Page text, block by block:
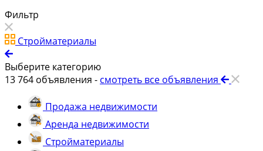
Фильтр
Стройматериалы
Выберите категорию
13 764 объявления - смотреть все объявления
Продажа недвижимости
Аренда недвижимости
Стройматериалы